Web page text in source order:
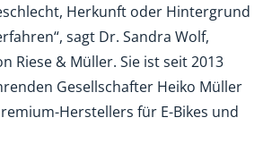
Herkunft oder Hintergrund
sagt Dr. Sandra Wolf,
Riese & Müller. Sie ist seit 2013
Gesellschafter Heiko Müller
Herstellers für E-Bikes und